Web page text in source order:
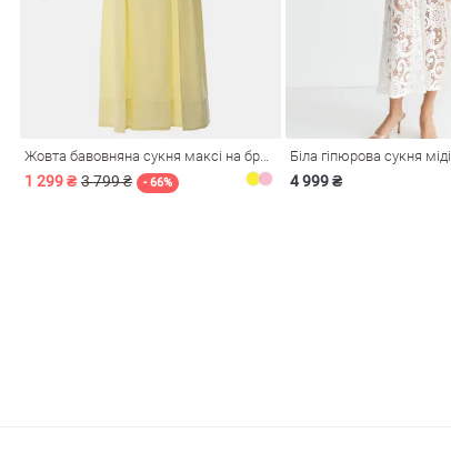
1 299 ₴ 3 799 ₴ - 66%
Біла гіпюрова сукня міді
4 999 ₴